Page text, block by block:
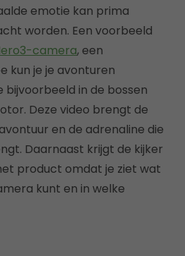
emotie kan prima
worden. Een voorbeeld
camera, een
kun je je avonturen
bijvoorbeeld in de bossen
Deze video brengt de
en de adrenaline die
Daarnaast krijgt de kijker
product omdat je ziet wat
kunt en in welke